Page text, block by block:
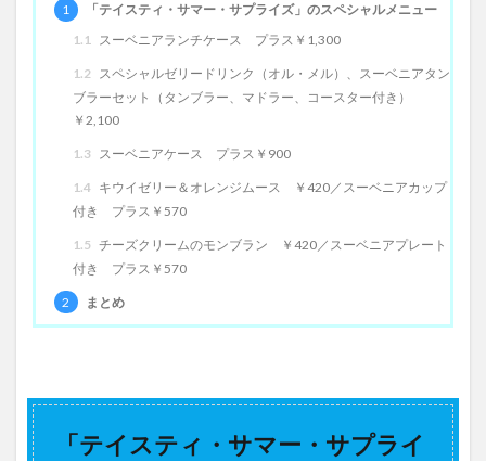
1
「テイスティ・サマー・サプライズ」のスペシャルメニュー
1.1
スーベニアランチケース プラス￥1,300
1.2 スペシャルゼリードリンク（オル・メル）、スーベニアタン
ブラーセット（タンブラー、マドラー、コースター付き）
￥2,100
1.3 スーベニアケース プラス￥900
1.4 キウイゼリー＆オレンジムース ￥420／スーベニアカップ
付き プラス￥570
1.5 チーズクリームのモンブラン ￥420／スーベニアプレート
付き プラス￥570
2 まとめ
「テイスティ・サマー・サプライ